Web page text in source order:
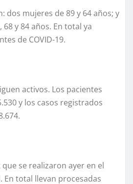
dos mujeres de 89 y 64 años; y
y 84 años. En total ya
de COVID-19.
activos. Los pacientes
y los casos registrados
que se realizaron ayer en el
En total llevan procesadas